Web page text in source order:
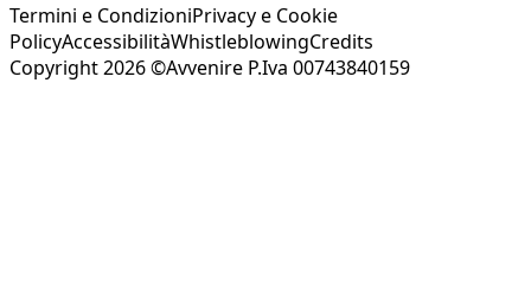
Termini e CondizioniPrivacy e Cookie
PolicyAccessibilitàWhistleblowingCredits
Copyright 2026 ©Avvenire P.Iva 00743840159